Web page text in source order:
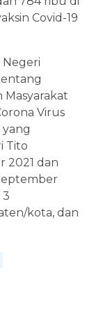
Covid-19
Virus
yang
Tito
2021 dan
kota, dan